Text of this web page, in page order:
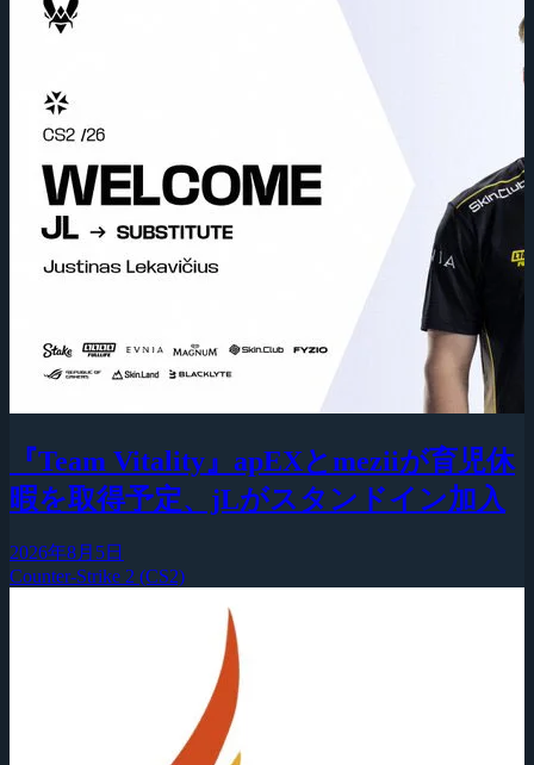
『Team Vitality』apEXとmeziiが育児休
暇を取得予定、jLがスタンドイン加入
2026年8月5日
Counter-Strike 2 (CS2)